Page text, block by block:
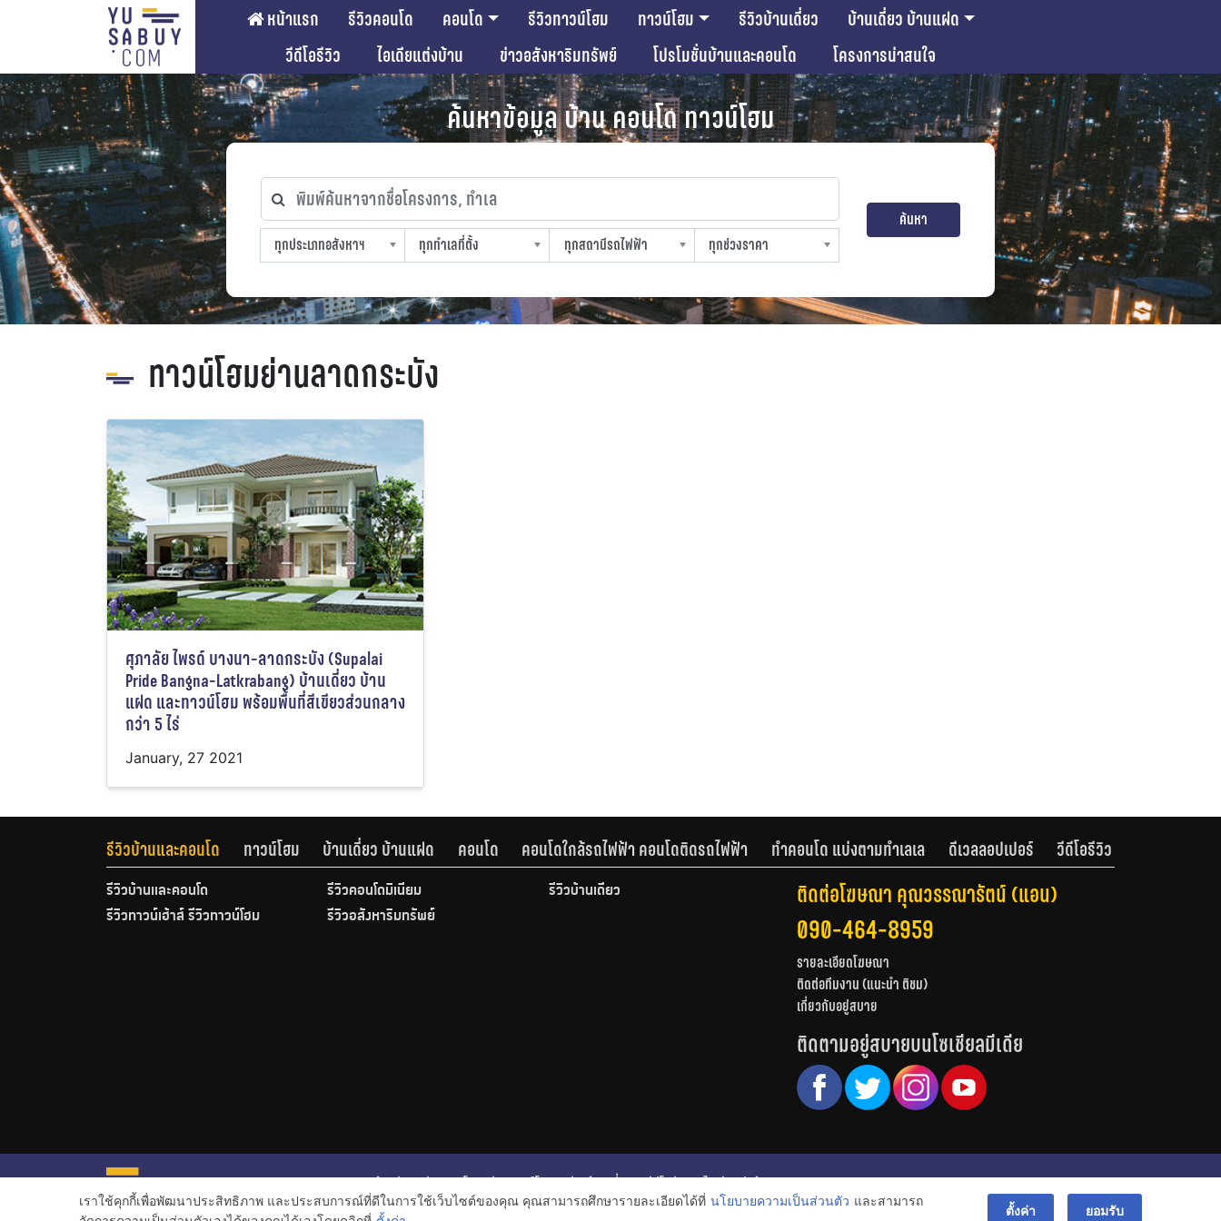
หน้าแรก รีวิวคอนโด คอนโด รีวิวทาวน์โฮม ทาวน์โฮม รีวิวบ้านเดี่ยว
บ้านเดี่ยว บ้านแฝด
วีดีโอรีวิว
ไอเดียแต่งบ้าน ข่าวอสังหาริมทรัพย์ โปรโมชั่นบ้านและคอนโด โครงการน่าสนใจ
ค้นหาข้อมูล บ้าน คอนโด ทาวน์โฮม
พิมพ์ค้นหาจากชื่อโครงการ, ทำเล
ทุกประเภทอสังหาฯ
ทุกประเภทอสังหาฯ
ทุกทำเลที่ตั้ง
ทุกทำเลที่ตั้ง
ทุกสถานีรถไฟฟ้า
ทุกสถานีรถไฟฟ้า
ทุกช่วงราคา
ทุกช่วงราคา
ค้นหา
ทาวน์โฮมย่านลาดกระบัง
ศุภาลัย ไพรด์ บางนา-ลาดกระบัง (Supalai
Pride Bangna-Latkrabang) บ้านเดี่ยว บ้าน
แฝด และทาวน์โฮม พร้อมพื้นที่สีเขียวส่วนกลาง
กว่า 5 ไร่
January, 27 2021
รีวิวบ้านและคอนโด ทาวน์โฮม บ้านเดี่ยว บ้านแฝด คอนโด คอนโดใกล้รถไฟฟ้า คอนโดติดรถไฟฟ้า ทำคอนโด แบ่งตามทำเลเล ดีเวลลอปเปอร์ วีดีโอรีวิว
รีวิวบ้านและคอนโด รีวิวคอนโดมิเนียม
รีวิวบ้านเดี่ยว
รีวิวทาวน์เฮ้าส์ รีวิวทาวน์โฮม
รีวิวอสังหาริมทรัพย์
ติดต่อโฆษณา คุณวรรณารัตน์ (แอน)
090-464-8959
รายละเอียดโฆษณา
ติดต่อทีมงาน (แนะนำ ติชม)
เกี่ยวกับอยู่สบาย
ติดตามอยู่สบายบนโซเชียลมีเดีย
หน้าหลัก รีวิวคอนโด รีวิวทาวน์โฮม รีวิวบ้านเดี่ยว วีดีโอรีวิว
ไอเดียแต่งบ้าน
ข่าวอสังหาริมทรัพย์
โปรโมชั่นบ้านและคอนโด
© สงวนลิขสิทธิ์ 2556-2564
เราใช้คุกกี้เพื่อพัฒนาประสิทธิภาพ และประสบการณ์ที่ดีในการใช้เว็บไซต์ของคุณ คุณสามารถศึกษารายละเอียดได้ที่ นโยบายความเป็นส่วนตัว และสามารถ
ตั้งค่า ยอมรับ